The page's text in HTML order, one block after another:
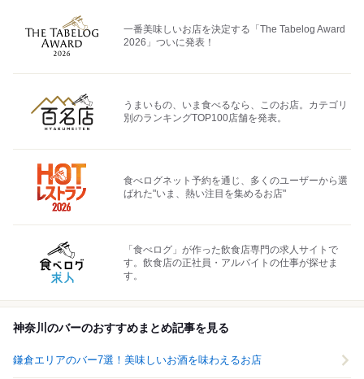
一番美味しいお店を決定する「The Tabelog Award
2026」ついに発表！
うまいもの、いま食べるなら、このお店。カテゴリ
別のランキングTOP100店舗を発表。
食べログネット予約を通じ、多くのユーザーから選
ばれた"いま、熱い注目を集めるお店"
「食べログ」が作った飲食店専門の求人サイトで
す。飲食店の正社員・アルバイトの仕事が探せま
す。
神奈川のバーのおすすめまとめ記事を見る
鎌倉エリアのバー7選！美味しいお酒を味わえるお店